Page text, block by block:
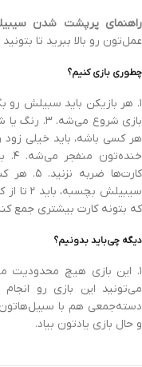
راهنمای پرپشت شدن
عمل‌تون رو بالا ببرید تا
چطوری بازی کنیم؟
بازی شروع
هر کسی باشه، باید خیلی
کارت‌ها
که بتونه کارت بیشتری جمع
دیگه چی‌باید بدونیم؟
۱. این بازی هیچ محدودیت
دسته‌جمعی هم با
و حال بازی یادتون بیاد.